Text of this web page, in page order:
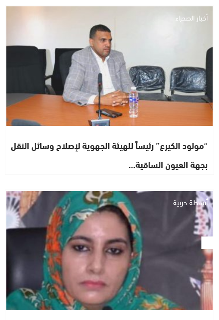
أخبار الصحراء
“مولود الكيرع” رئيساً للهيئة الجهوية لإصلاح وسائل النقل
بجهة العيون الساقية…
أنشطة حزبية